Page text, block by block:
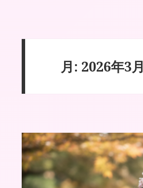
月: 2026年3月